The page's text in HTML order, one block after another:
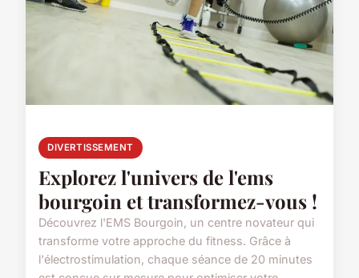
DIVERTISSEMENT
Explorez l'univers de l'ems
bourgoin et transformez-vous !
Découvrez l'EMS Bourgoin, un centre novateur qui
transforme votre approche du fitness. Grâce à
l'électrostimulation, chaque séance de 20 minutes